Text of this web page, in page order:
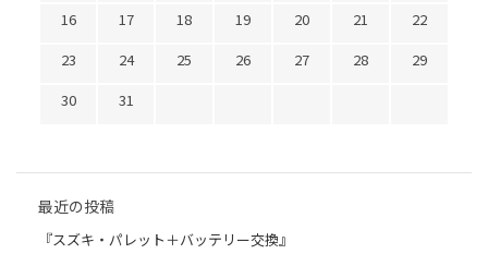
16
17 18 19 20 21
22
23
24 25 26 27 28
29
30
31
最近の投稿
『スズキ・パレット＋バッテリー交換』